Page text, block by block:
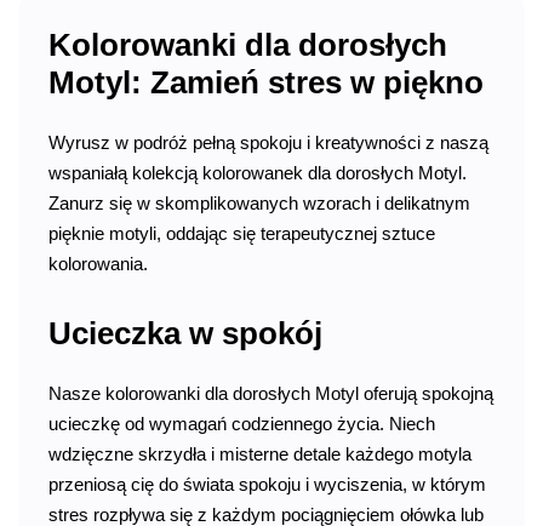
Kolorowanki dla dorosłych
Motyl: Zamień stres w piękno
Wyrusz w podróż pełną spokoju i kreatywności z naszą
wspaniałą kolekcją kolorowanek dla dorosłych Motyl.
Zanurz się w skomplikowanych wzorach i delikatnym
pięknie motyli, oddając się terapeutycznej sztuce
kolorowania.
Ucieczka w spokój
Nasze kolorowanki dla dorosłych Motyl oferują spokojną
ucieczkę od wymagań codziennego życia. Niech
wdzięczne skrzydła i misterne detale każdego motyla
przeniosą cię do świata spokoju i wyciszenia, w którym
stres rozpływa się z każdym pociągnięciem ołówka lub